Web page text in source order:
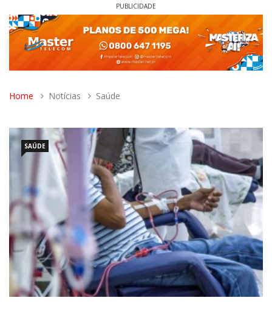
PUBLICIDADE
Home Notícias Saúde
SAÚDE